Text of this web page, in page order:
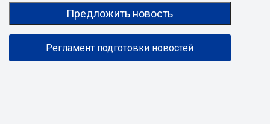
Предложить новость
Регламент подготовки новостей